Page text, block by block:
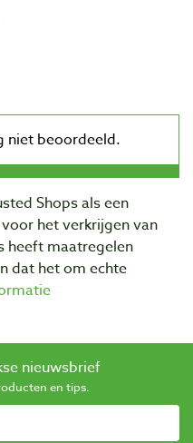
Shops als een
het verkrijgen van
heeft maatregelen
dat het om echte
nieuwsbrief
en tips.